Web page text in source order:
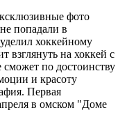
фото
попадали в
хоккейному
взглянуть на хоккей с
по достоинству
и красоту
Первая
в омском "Доме